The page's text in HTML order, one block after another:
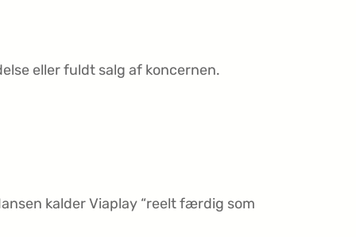
eller fuldt salg af koncernen.
kalder Viaplay “reelt færdig som